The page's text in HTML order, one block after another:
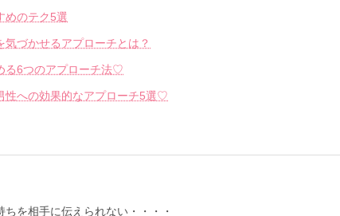
めのテク5選
づかせるアプローチとは？
る6つのアプローチ法♡
性への効果的なアプローチ5選♡
を相手に伝えられない・・・・